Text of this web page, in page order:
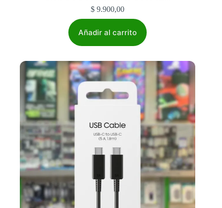
$ 9.900,00
Añadir al carrito